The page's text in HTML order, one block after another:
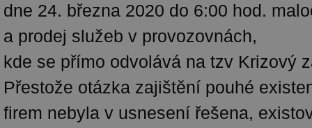
dne 24. března 2020 do 6:00 hod.
a prodej služeb v provozovnách,
kde se přímo odvolává na tzv Krizový
Přestože otázka zajištění pouhé
firem nebyla v usnesení řešena,